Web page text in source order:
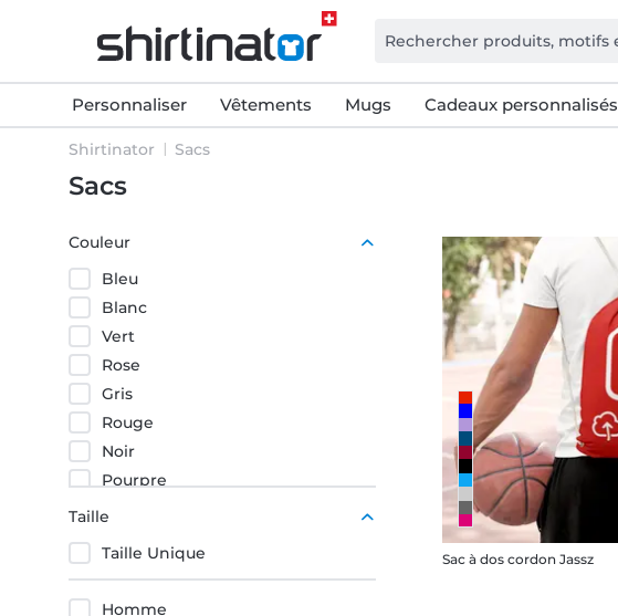
Personnaliser Vêtements Mugs Cadeaux personnalisés
Shirtinator Sacs
Sacs
Couleur
Bleu
Blanc
Vert
Rose
Gris
Rouge
Noir
Pourpre
Jaune
Taille
Taille Unique
Homme
Sac à dos cordon Jassz